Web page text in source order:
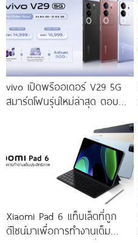
vivo เปิดพรีออเดอร์ V29 5G
สมาร์ตโฟนรุ่นใหม่ล่าสุด ตอบ
ราคาเริ่มต้นเพียง 14,999 บาท
จัดเต็มกับโปรโมชันพิเศษก่อนใคร
Xiaomi Pad 6 แท็บเล็ตที่ถูก
ดีไซน์มาเพื่อการทำงานเต็ม